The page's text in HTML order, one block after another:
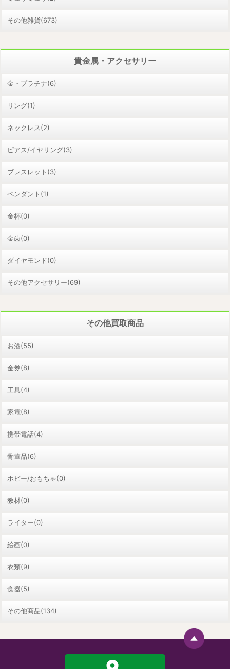
その他雑貨(673)
貴金属・アクセサリー
金・プラチナ(6)
リング(1)
ネックレス(2)
ピアス/イヤリング(3)
ブレスレット(3)
ペンダント(1)
金杯(0)
金歯(0)
ダイヤモンド(0)
その他アクセサリー(69)
その他買取商品
お酒(55)
金券(8)
工具(4)
家電(8)
携帯電話(4)
骨董品(6)
ホビー/おもちゃ(0)
教材(0)
ライター(0)
絵画(0)
衣類(9)
食器(5)
その他商品(134)